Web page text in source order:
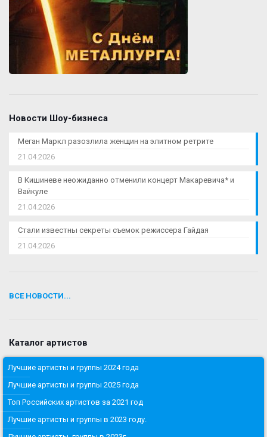
Новости Шоу-бизнеса
Меган Маркл разозлила женщин на элитном ретрите
21.04.2026
В Кишиневе неожиданно отменили концерт Макаревича* и
Вайкуле
21.04.2026
Стали известны секреты съемок режиссера Гайдая
21.04.2026
ВСЕ НОВОСТИ...
Каталог артистов
Лучшие артисты и группы 2024 года
Лучшие артисты и группы 2025 года
Топ Российских артистов за 2021 год
Лучшие артисты и группы в 2023 году.